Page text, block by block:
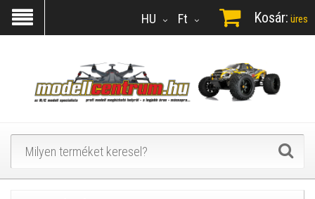
Ft
HU Kosár: üres